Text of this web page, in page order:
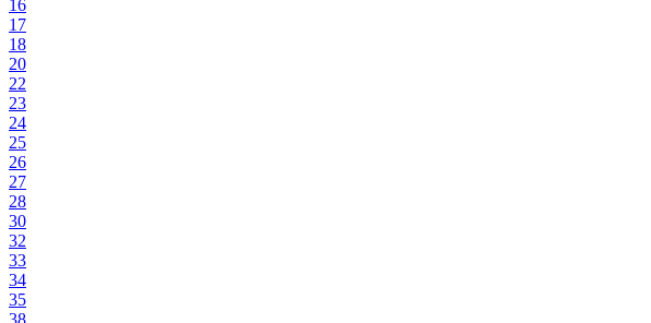
16
17
18
20
22
23
24
25
26
27
28
30
32
33
34
35
38